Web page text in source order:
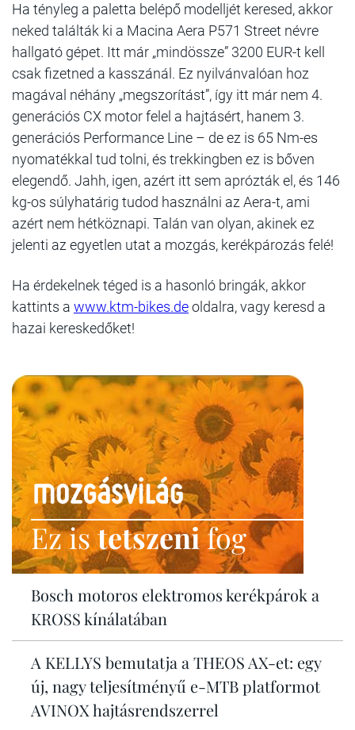
Ha tényleg a paletta belépő modelljét keresed, akkor
neked találták ki a Macina Aera P571 Street névre
hallgató gépet. Itt már „mindössze” 3200 EUR-t kell
csak fizetned a kasszánál. Ez nyilvánvalóan hoz
magával néhány „megszorítást”, így itt már nem 4.
generációs CX motor felel a hajtásért, hanem 3.
generációs Performance Line – de ez is 65 Nm-es
nyomatékkal tud tolni, és trekkingben ez is bőven
elegendő. Jahh, igen, azért itt sem aprózták el, és 146
kg-os súlyhatárig tudod használni az Aera-t, ami
azért nem hétköznapi. Talán van olyan, akinek ez
jelenti az egyetlen utat a mozgás, kerékpározás felé!
Ha érdekelnek téged is a hasonló bringák, akkor
kattints a www.ktm-bikes.deoldalra, vagy keresd a
hazai kereskedőket!
Ez istetszenifog
Bosch motoros elektromos kerékpárok a
KROSS kínálatában
A KELLYS bemutatja a THEOS AX-et: egy
új, nagy teljesítményű e-MTB platformot
AVINOX hajtásrendszerrel